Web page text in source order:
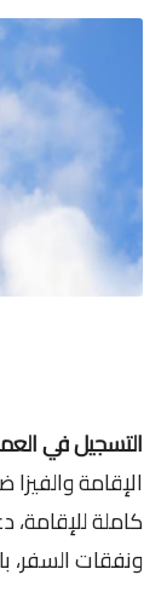
التسجيل في العمل
الإقامة
كاملة
ونفقات السفر،